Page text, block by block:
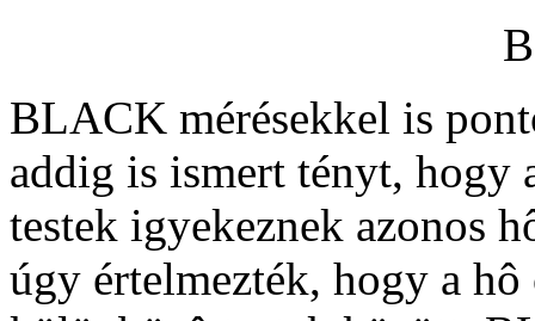
BLACK mérésekkel is
addig is ismert tényt, hogy
testek igyekeznek azonos
úgy értelmezték, hogy a